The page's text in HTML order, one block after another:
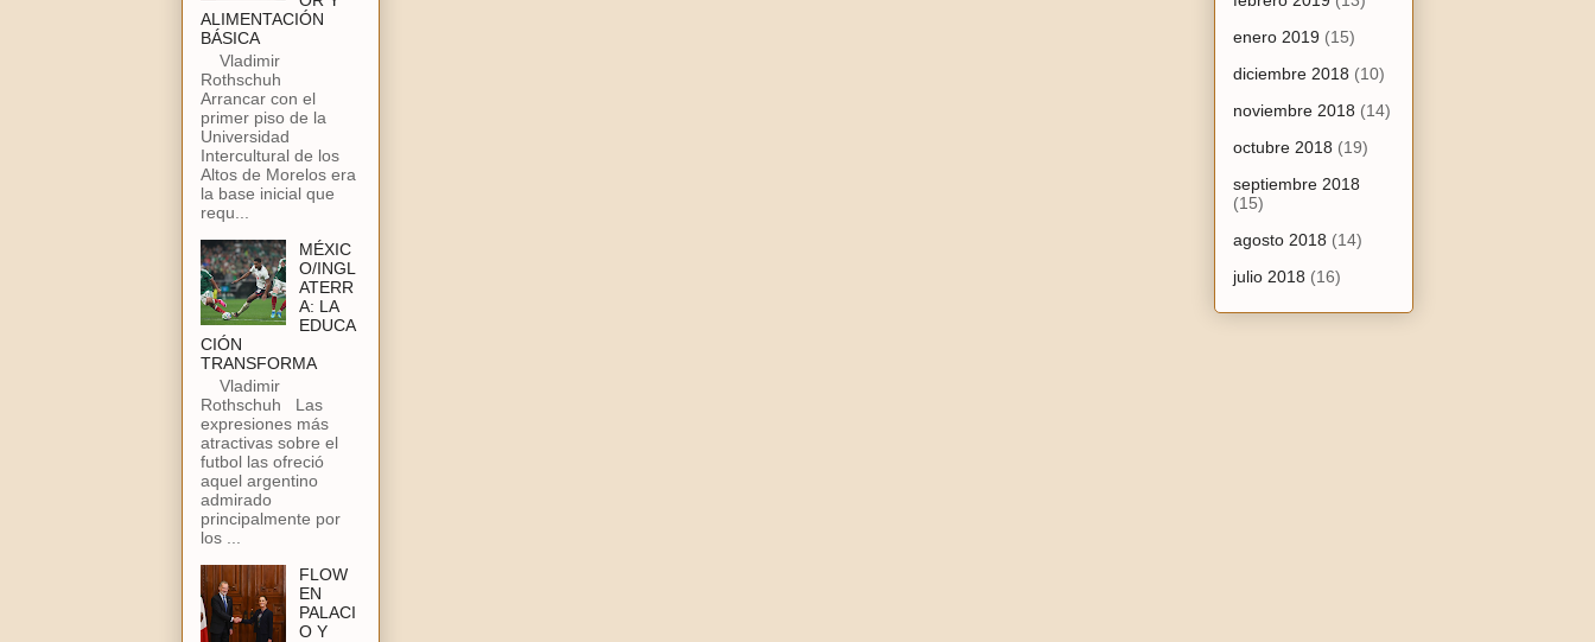
ALIMENTACIÓN
BÁSICA
Vladimir
Rothschuh
Arrancar con el
primer piso de la
Universidad
Intercultural de los
Altos de Morelos era
la base inicial que
requ...
MÉXIC
O/INGL
ATERR
A: LA
EDUCA
CIÓN
TRANSFORMA
Vladimir
Rothschuh Las
expresiones más
atractivas sobre el
futbol las ofreció
aquel argentino
admirado
principalmente por
los ...
FLOW
EN
PALACI
O Y
enero 2019 (15)
diciembre 2018 (10)
noviembre 2018 (14)
octubre 2018 (19)
septiembre 2018
(15)
agosto 2018 (14)
julio 2018 (16)